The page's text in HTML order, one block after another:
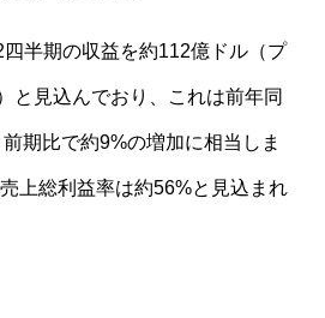
半期の収益を約112億ドル（プ
と見込んでおり、これは前年同
期比で約9%の増加に相当しま
上総利益率は約56%と見込まれ